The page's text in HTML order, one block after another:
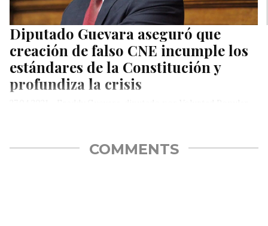
Diputado Guevara aseguró que
creación de falso CNE incumple los
estándares de la Constitución y
profundiza la crisis
COMMENTS